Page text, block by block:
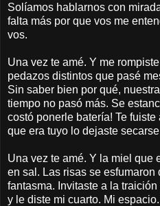
Solíamos hablarnos con
falta más por que vos me
vos.
Una vez te amé. Y me
pedazos distintos que pasé
Sin saber bien por qué,
tiempo no pasó más. Se
costó ponerle batería! Te
que era tuyo lo dejaste
Una vez te amé. Y la miel que
en sal. Las risas se
fantasma. Invitaste a la
y le diste mi cuarto. Mi